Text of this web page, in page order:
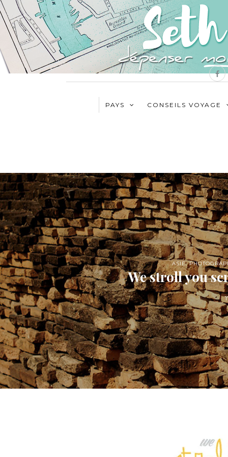
PAYS CONSEILS VOYAGE
ASIE,
We stroll you